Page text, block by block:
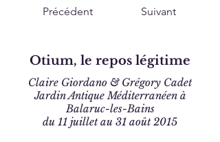
Précédent Suivant
Otium, le repos légitime
Claire Giordano & Grégory Cadet
Jardin Antique Méditerranéen à
Balaruc-les-Bains
du 11 juillet au 31 août 2015